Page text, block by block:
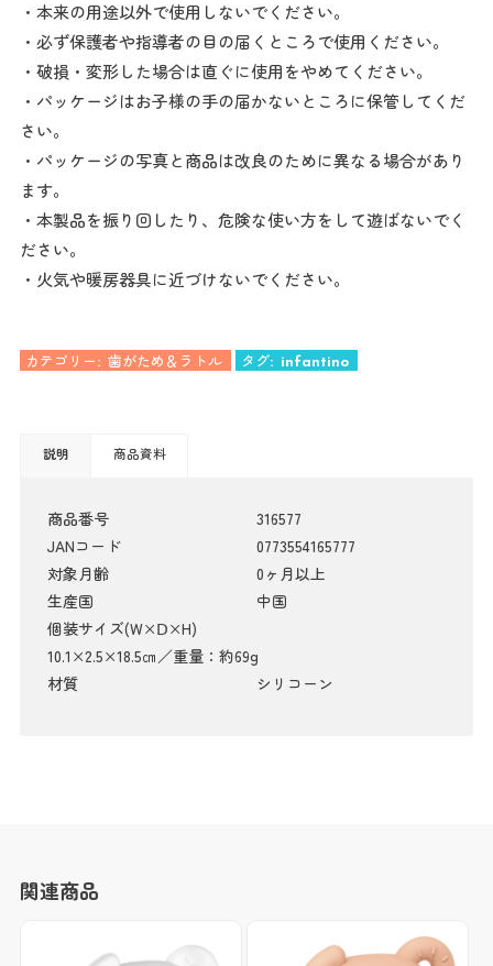
・本来の用途以外で使用しないでください。
・必ず保護者や指導者の目の届くところで使用ください。
・破損・変形した場合は直ぐに使用をやめてください。
・パッケージはお子様の手の届かないところに保管してくだ
さい。
・パッケージの写真と商品は改良のために異なる場合があり
ます。
・本製品を振り回したり、危険な使い方をして遊ばないでく
ださい。
・火気や暖房器具に近づけないでください。
カテゴリー: 歯がため＆ラトル タグ: infantino
説明 商品資料
商品番号
316577
JANコード
0773554165777
対象月齢
0ヶ月以上
生産国
中国
個装サイズ(W×Ⅾ×H)
10.1×2.5×18.5㎝／重量：約69g
材質
シリコーン
関連商品